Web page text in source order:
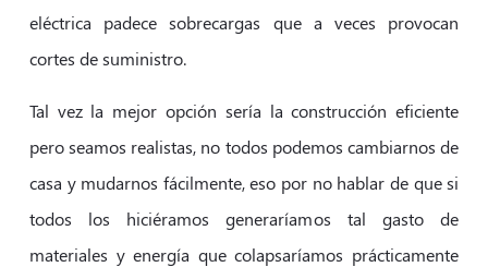
eléctrica padece sobrecargas que a veces provocan
cortes de suministro.
Tal vez la mejor opción sería la construcción eficiente
pero seamos realistas, no todos podemos cambiarnos de
casa y mudarnos fácilmente, eso por no hablar de que si
todos los hiciéramos generaríamos tal gasto de
materiales y energía que colapsaríamos prácticamente